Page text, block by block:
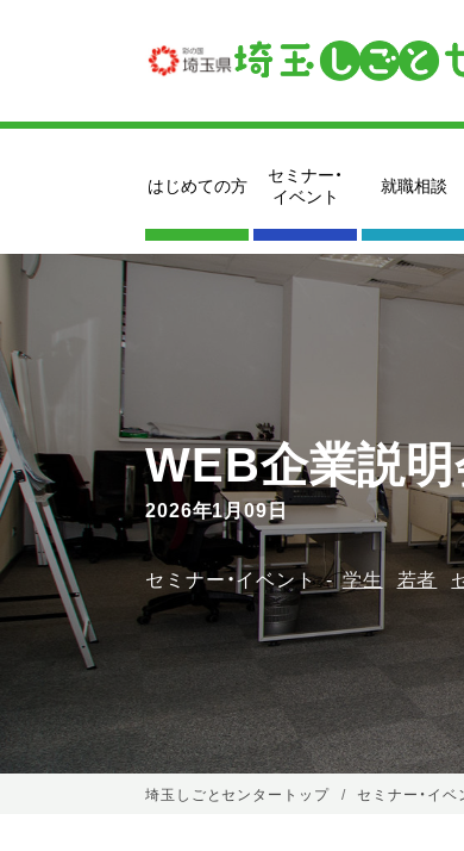
はじめての方
セミナー・
イベント
就職相談
WEB企業説明
2026年1月09日
セミナー・イベント 学生 若者
埼玉しごとセンタートップ セミナー・イベ